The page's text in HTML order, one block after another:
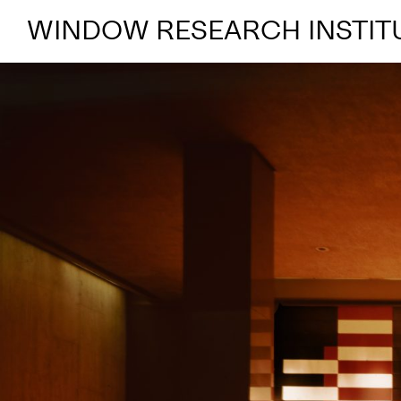
WINDOW RESEARCH